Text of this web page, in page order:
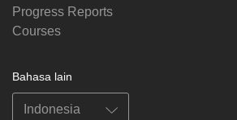
Progress Reports
Courses
Bahasa lain